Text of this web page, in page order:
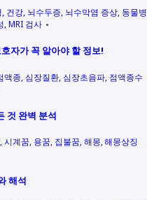
건강 뇌수두증 뇌수막염 증상 동물병
MRI 검사
자가 꼭 알아야 할 정보!
액종 심장질환 심장초음파 점액종수
것 완벽 분석
시계꿈 용꿈 집불꿈 해몽 해몽상징
해석